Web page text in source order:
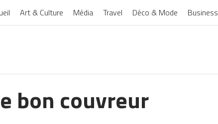
Art & Culture Média Travel Déco & Mode Business
bon couvreur